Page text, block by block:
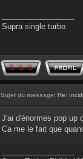
Supra single turbo
Sujet du message: Re:
J'ai d'énormes pop up
Ca me le fait que